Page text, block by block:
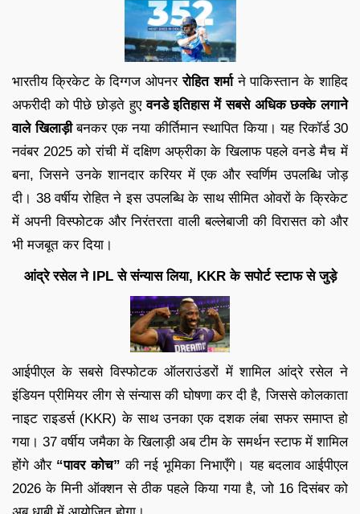
भारतीय क्रिकेट के दिग्गज ओपनररोहित शर्माने पाकिस्तान के शाहिद
अफरीदी को पीछे छोड़ते हुएवनडे इतिहास में सबसे अधिक छक्के लगाने
वाले खिलाड़ीबनकर एक नया कीर्तिमान स्थापित किया। यह रिकॉर्ड 30
नवंबर 2025 को रांची में दक्षिण अफ्रीका के खिलाफ पहले वनडे मैच में
बना, जिसने उनके शानदार करियर में एक और स्वर्णिम उपलब्धि जोड़
दी। 38 वर्षीय रोहित ने इस उपलब्धि के साथ सीमित ओवरों के क्रिकेट
में अपनी विस्फोटक और निरंतरता वाली बल्लेबाजी की विरासत को और
भी मजबूत कर दिया।
आंद्रे रसेल ने IPL से संन्यास लिया, KKR के सपोर्ट स्टाफ से जुड़े
आईपीएल के सबसे विस्फोटक ऑलराउंडरों में शामिल आंद्रे रसेल ने
इंडियन प्रीमियर लीग से संन्यास की घोषणा कर दी है, जिससे कोलकाता
नाइट राइडर्स (KKR) के साथ उनका एक दशक लंबा सफर समाप्त हो
गया। 37 वर्षीय जमैका के खिलाड़ी अब टीम के समर्थन स्टाफ में शामिल
होंगे और “पावर कोच” की नई भूमिका निभाएँगे। यह बदलाव आईपीएल
2026 के मिनी ऑक्शन से ठीक पहले किया गया है, जो 16 दिसंबर को